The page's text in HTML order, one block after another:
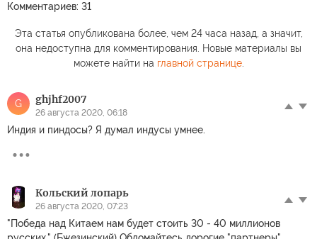
Комментариев: 31
Эта статья опубликована более, чем 24 часа назад, а значит,
она недоступна для комментирования. Новые материалы вы
можете найти на главной странице.
G ghjhf2007
26 августа 2020, 06:18
Индия и пиндосы? Я думал индусы умнее.
Кольский лопарь
26 августа 2020, 07:23
"Победа над Китаем нам будет стоить 30 - 40 миллионов